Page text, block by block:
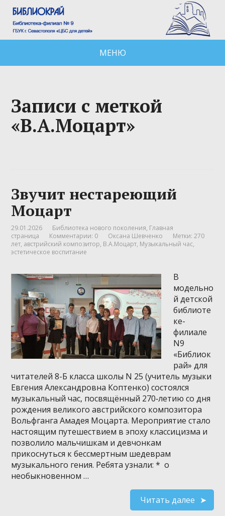
МЕНЮ
Записи с меткой
«В.А.Моцарт»
Звучит нестареющий
Моцарт
29.01.2026 Библиотека нового поколения, Главная
страница
Комментарии: 0 Оксана Шевченко Метки:270
лет, австрийский композитор, В.А.Моцарт, Музыкальный час,
эстетическое воспитание
В
модельно
й детской
библиоте
ке-
филиале
N9
«Библиок
рай» для
читателей 8-Б класса школы N 25 (учитель музыки
Евгения Александровна Коптенко) состоялся
музыкальный час, посвящённый 270‑летию со дня
рождения великого австрийского композитора
Вольфганга Амадея Моцарта. Мероприятие стало
настоящим путешествием в эпоху классицизма и
позволило мальчишкам и девчонкам
прикоснуться к бессмертным шедеврам
музыкального гения. Ребята узнали: * о
необыкновенном …
Читать далее